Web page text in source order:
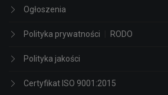
Ogłoszenia
Polityka prywatności RODO
Polityka jakości
Certyfikat ISO 9001:2015